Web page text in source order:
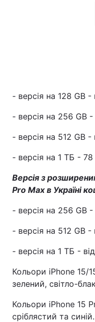
- версія на 128 GB -
- версія на 256 GB
- версія на 512 GB -
- версія на 1 ТБ -
Версія з
Pro Max в Україні
- версія на 256 GB
- версія на 512 GB -
- версія на 1 TБ -
Кольори iPhone 15/
зелений, світло-
Кольори iPhone 15
сріблястий та синій.